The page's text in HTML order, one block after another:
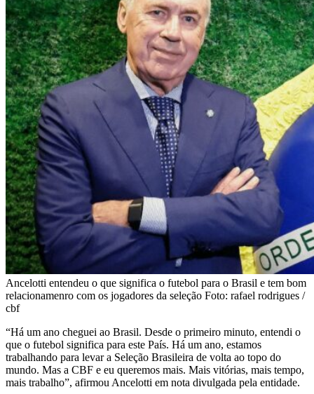
Ancelotti entendeu o que significa o futebol para o Brasil e tem bom
relacionamenro com os jogadores da seleção Foto: rafael rodrigues /
cbf
“Há um ano cheguei ao Brasil. Desde o primeiro minuto, entendi o
que o futebol significa para este País. Há um ano, estamos
trabalhando para levar a Seleção Brasileira de volta ao topo do
mundo. Mas a CBF e eu queremos mais. Mais vitórias, mais tempo,
mais trabalho”, afirmou Ancelotti em nota divulgada pela entidade.